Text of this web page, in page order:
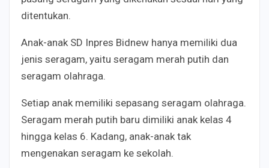
ditentukan.
Anak-anak SD Inpres Bidnew hanya memiliki dua
jenis seragam, yaitu seragam merah putih dan
seragam olahraga.
Setiap anak memiliki sepasang seragam olahraga.
Seragam merah putih baru dimiliki anak kelas 4
hingga kelas 6. Kadang, anak-anak tak
mengenakan seragam ke sekolah.